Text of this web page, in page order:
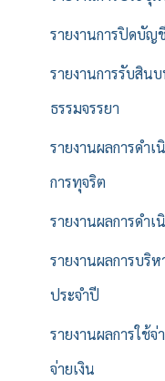
รายงานการปิดบัญ
รายงานการรับสิน
ธรรมจรรยา
รายงานผลการดำ
การทุจริต
รายงานผลการดำ
รายงานผลการบริ
ประจำปี
รายงานผลการใช้
จ่ายเงิน